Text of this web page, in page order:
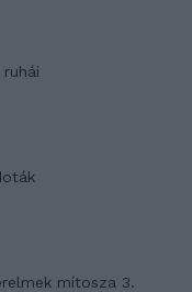
mítosza 3.